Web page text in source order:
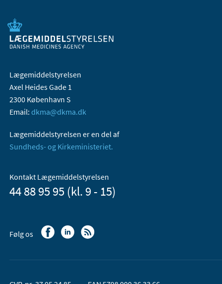
Lægemiddelstyrelsen
Axel Heides Gade 1
2300 København S
Email: dkma@dkma.dk
Lægemiddelstyrelsen er en del af
Sundheds- og Kirkeministeriet.
Kontakt Lægemiddelstyrelsen
44 88 95 95 (kl. 9 - 15)
Følg os